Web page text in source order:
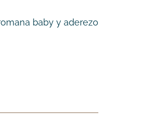
baby y aderezo